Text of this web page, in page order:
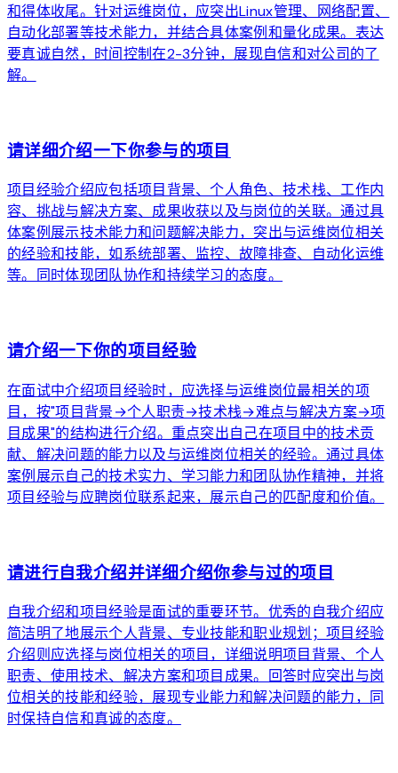
和得体收尾。针对运维岗位，应突出Linux管理、网络配置、
自动化部署等技术能力，并结合具体案例和量化成果。表达
要真诚自然，时间控制在2-3分钟，展现自信和对公司的了
解。
请详细介绍一下你参与的项目
项目经验介绍应包括项目背景、个人角色、技术栈、工作内
容、挑战与解决方案、成果收获以及与岗位的关联。通过具
体案例展示技术能力和问题解决能力，突出与运维岗位相关
的经验和技能，如系统部署、监控、故障排查、自动化运维
等。同时体现团队协作和持续学习的态度。
请介绍一下你的项目经验
在面试中介绍项目经验时，应选择与运维岗位最相关的项
目，按"项目背景→个人职责→技术栈→难点与解决方案→项
目成果"的结构进行介绍。重点突出自己在项目中的技术贡
献、解决问题的能力以及与运维岗位相关的经验。通过具体
案例展示自己的技术实力、学习能力和团队协作精神，并将
项目经验与应聘岗位联系起来，展示自己的匹配度和价值。
请进行自我介绍并详细介绍你参与过的项目
自我介绍和项目经验是面试的重要环节。优秀的自我介绍应
简洁明了地展示个人背景、专业技能和职业规划；项目经验
介绍则应选择与岗位相关的项目，详细说明项目背景、个人
职责、使用技术、解决方案和项目成果。回答时应突出与岗
位相关的技能和经验，展现专业能力和解决问题的能力，同
时保持自信和真诚的态度。